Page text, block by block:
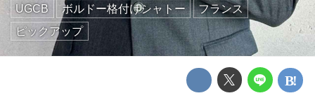
UGCB
ボルドー格付けシャトー
フランス
ピックアップ